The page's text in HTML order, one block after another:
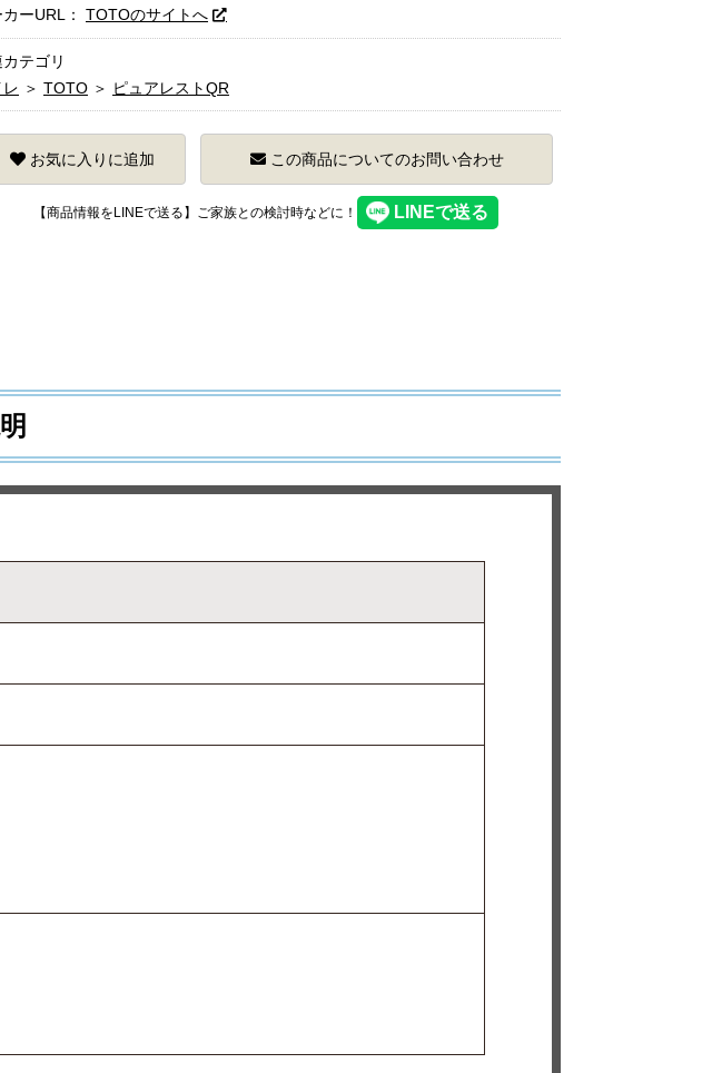
カーURL： TOTOのサイトへ
テゴリ
レ ＞ TOTO ＞ ピュアレストQR
お気に入りに追加 この商品についてのお問い合わせ
【商品情報をLINEで送る】ご家族との検討時などに！